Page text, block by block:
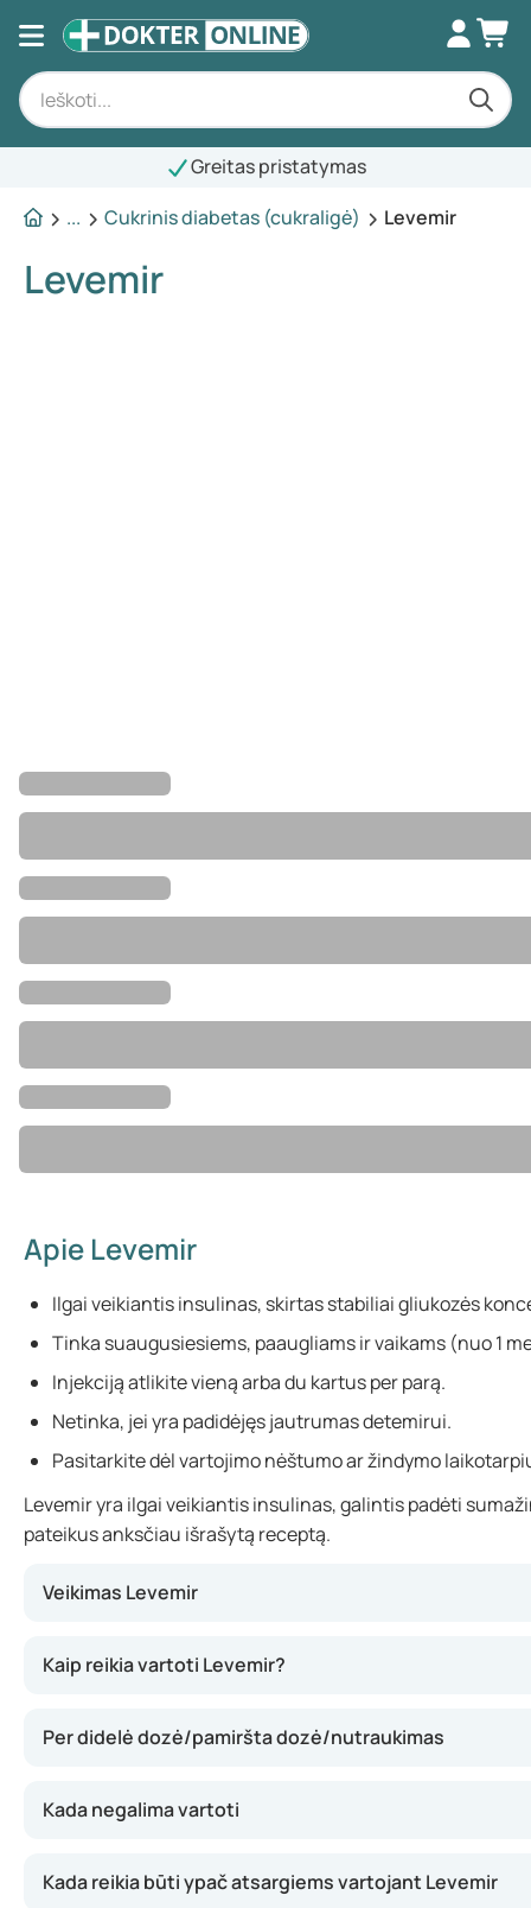
Greitas pristatymas
...
Cukrinis diabetas (cukraligė) Levemir
Levemir
Apie Levemir
Ilgai veikiantis insulinas, skirtas stabiliai gliukozės
Tinka suaugusiesiems, paaugliams ir vaikams (nuo 1
Injekciją atlikite vieną arba du kartus per parą.
Netinka, jei yra padidėjęs jautrumas detemirui.
Pasitarkite dėl vartojimo nėštumo ar žindymo
Levemir yra ilgai veikiantis insulinas, galintis padėti
pateikus anksčiau išrašytą receptą.
Veikimas Levemir
Kaip reikia vartoti Levemir?
Per didelė dozė/pamiršta dozė/nutraukimas
Kada negalima vartoti
Kada reikia būti ypač atsargiems vartojant Levemir